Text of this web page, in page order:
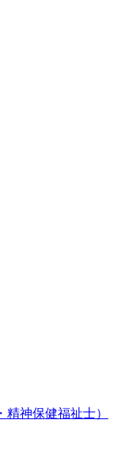
神保健福祉士）